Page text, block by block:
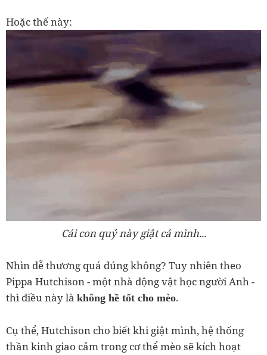
Hoặc thế này:
Cái con quỷ này giật cả mình...
Nhìn dễ thương quá đúng không? Tuy nhiên theo
Pippa Hutchison - một nhà động vật học người Anh -
thì điều này là không hề tốt cho mèo.
Cụ thể, Hutchison cho biết khi giật mình, hệ thống
thần kinh giao cảm trong cơ thể mèo sẽ kích hoạt